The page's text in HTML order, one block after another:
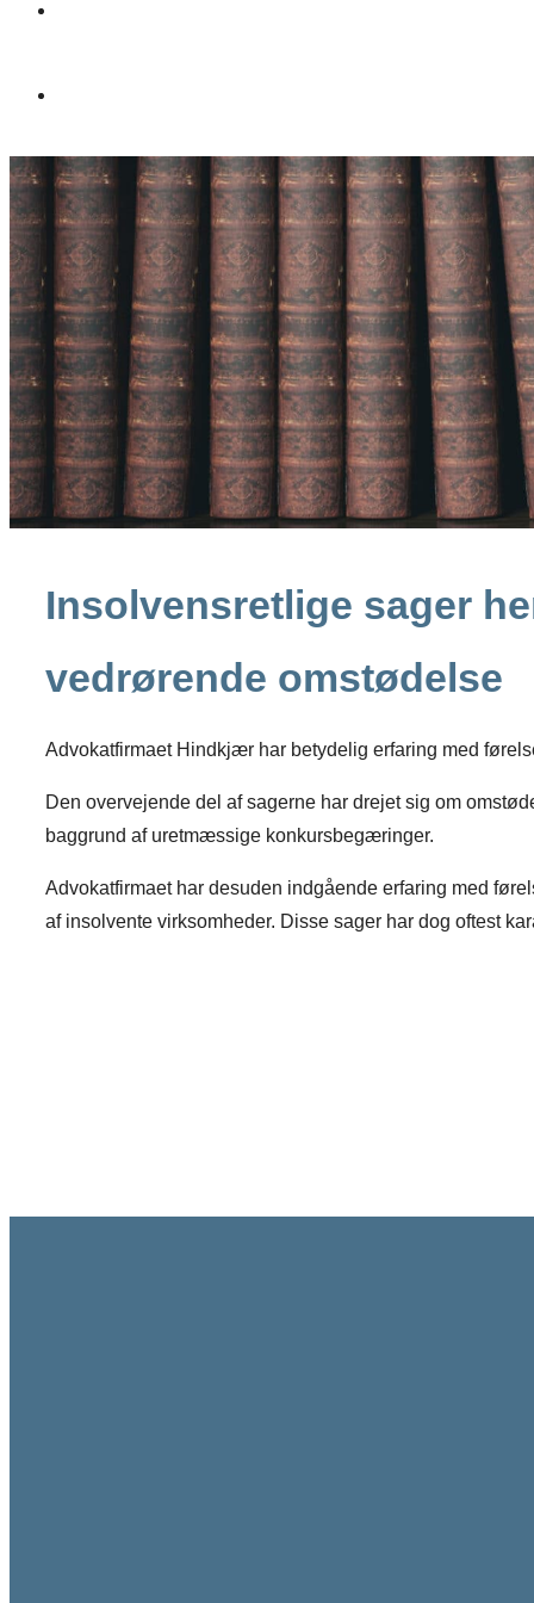
Insolvensretlige sager
vedrørende omstødelse
Advokatfirmaet Hindkjær har betydelig erfaring med
Den overvejende del af sagerne har drejet sig om
baggrund af uretmæssige konkursbegæringer.
Advokatfirmaet har desuden indgående erfaring med
af insolvente virksomheder. Disse sager har dog oftest